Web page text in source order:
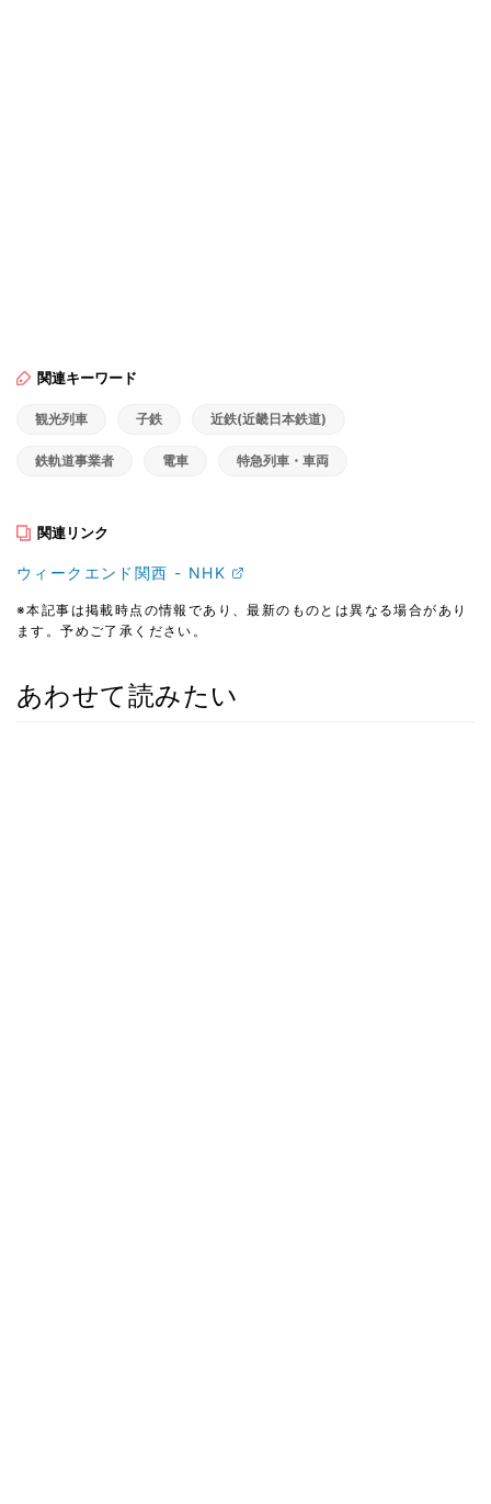
関連キーワード
観光列車 子鉄 近鉄(近畿日本鉄道)
鉄軌道事業者 電車 特急列車・車両
関連リンク
ウィークエンド関西 - NHK
※本記事は掲載時点の情報であり、最新のものとは異なる場合があり
ます。予めご了承ください。
あわせて読みたい